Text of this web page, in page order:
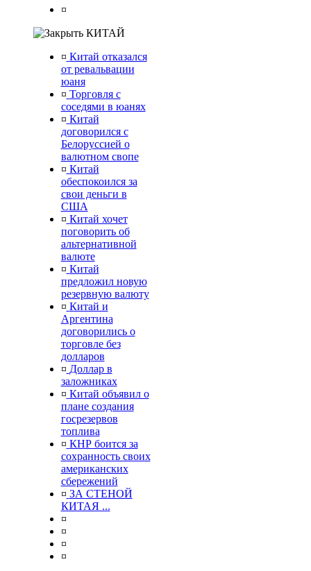
¤
КИТАЙ
¤ Китай отказался
от ревальвации
юаня
¤ Торговля с
соседями в юанях
¤ Китай
договорился с
Белоруссией о
валютном свопе
¤ Китай
обеспокоился за
свои деньги в
США
¤ Китай хочет
поговорить об
альтернативной
валюте
¤ Китай
предложил новую
резервную валюту
¤ Китай и
Аргентина
договорились о
торговле без
долларов
¤ Доллар в
заложниках
¤ Китай объявил о
плане создания
госрезервов
топлива
¤ КНР боится за
сохранность своих
американских
сбережений
¤ ЗА СТЕНОЙ
КИТАЯ ...
¤
¤
¤
¤